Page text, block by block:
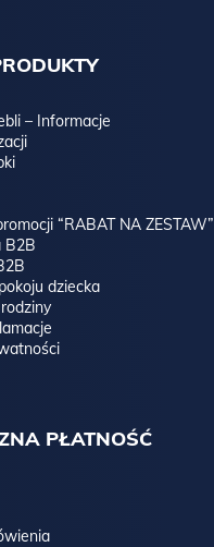
– Informacje
“RABAT NA ZESTAW”
B2B
dziecka
PŁATNOŚĆ